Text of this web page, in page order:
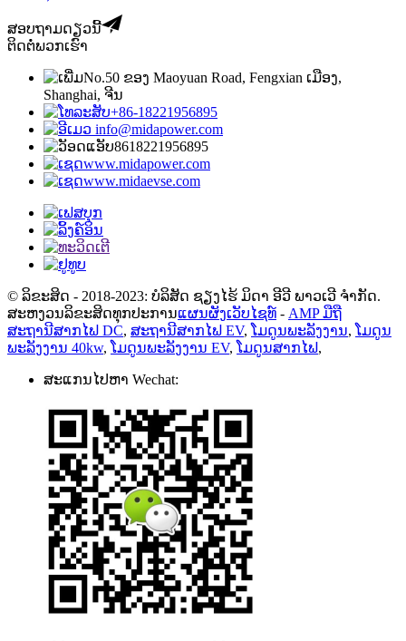
ສອບຖາມດຽວນີ້
ຕິດຕໍ່ພວກເຮົາ
No.50 ຂອງ Maoyuan Road, Fengxian ເມືອງ,
Shanghai, ຈີນ
+86-18221956895
info@midapower.com
8618221956895
www.midapower.com
www.midaevse.com
© ລິຂະສິດ - 2018-2023: ບໍລິສັດ ຊຽງໄຮ້ ມິດາ ອີວີ ພາວເວີ ຈຳກັດ.
ສະຫງວນລິຂະສິດທຸກປະການແຜນຜັງເວັບໄຊທ໌ - AMP ມືຖື
ສະຖານີສາກໄຟ DC, ສະຖານີສາກໄຟ EV, ໂມດູນພະລັງງານ, ໂມດູນ
ພະລັງງານ 40kw, ໂມດູນພະລັງງານ EV, ໂມດູນສາກໄຟ,
ສະແກນໄປຫາ Wechat: